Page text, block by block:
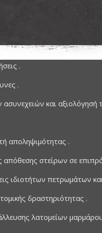
.
.
και αξιολόγησή
αποληψιμότητας .
απόθεσης στείρων σε
ιδιοτήτων πετρωμάτων
δραστηριότητας .
λατομείων